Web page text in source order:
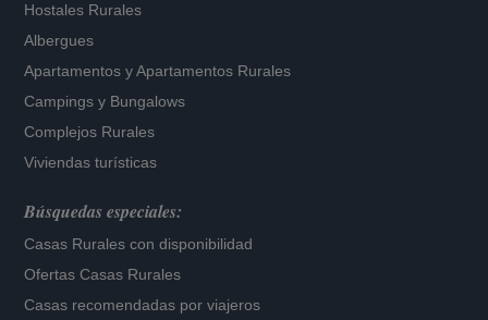
Hostales Rurales
Albergues
Apartamentos yApartamentos Rurales
Campings y Bungalows
Complejos Rurales
Viviendas turísticas
Búsquedas especiales:
Casas Rurales con disponibilidad
Ofertas Casas Rurales
Casas recomendadas por viajeros